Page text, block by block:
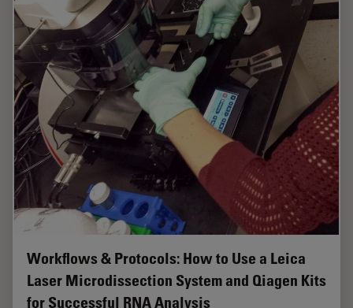
Workflows & Protocols: How to Use a Leica
Laser Microdissection System and Qiagen Kits
for Successful RNA Analysis